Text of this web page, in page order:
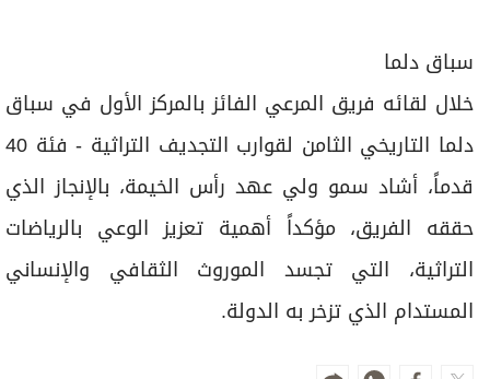
سباق دلما
خلال لقائه فريق المرعي الفائز بالمركز الأول في سباق
دلما التاريخي الثامن لقوارب التجديف التراثية - فئة 40
قدماً، أشاد سمو ولي عهد رأس الخيمة، بالإنجاز الذي
حققه الفريق، مؤكداً أهمية تعزيز الوعي بالرياضات
التراثية، التي تجسد الموروث الثقافي والإنساني
المستدام الذي تزخر به الدولة.